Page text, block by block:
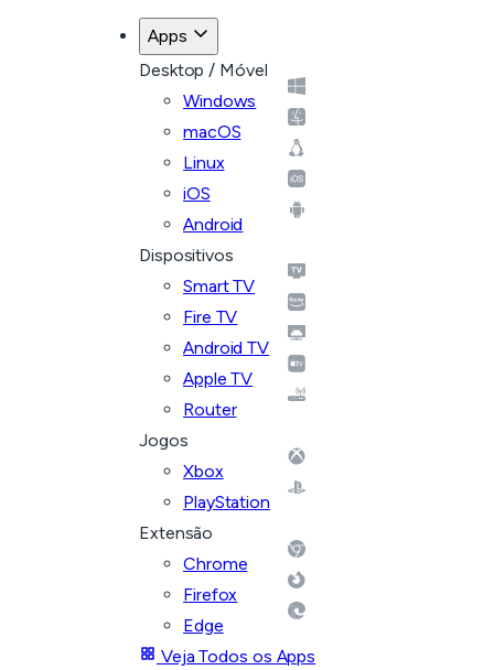
Apps
Desktop / Móvel
Windows
macOS
Linux
iOS
Android
Dispositivos
Smart TV
Fire TV
Android TV
Apple TV
Router
Jogos
Xbox
PlayStation
Extensão
Chrome
Firefox
Edge
Veja Todos os Apps